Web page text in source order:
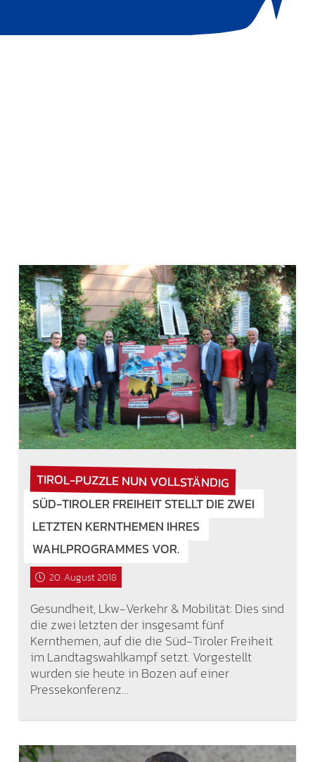
TIROL-PUZZLE NUN VOLLSTÄNDIG
SÜD-TIROLER FREIHEIT STELLT DIE ZWEI
LETZTEN KERNTHEMEN IHRES
WAHLPROGRAMMES VOR.
20. August 2018
Gesundheit, Lkw-Verkehr & Mobilität: Dies sind
die zwei letzten der insgesamt fünf
Kernthemen, auf die die Süd-Tiroler Freiheit
im Landtagswahlkampf setzt. Vorgestellt
wurden sie heute in Bozen auf einer
Pressekonferenz…